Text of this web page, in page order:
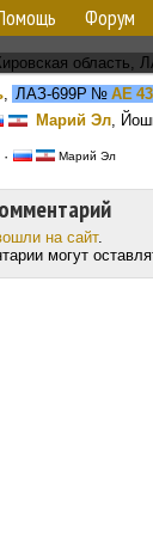
Форум
, ЛАЗ-699Р № АЕ
Марий Эл,
· Марий Эл
на сайт.
могут